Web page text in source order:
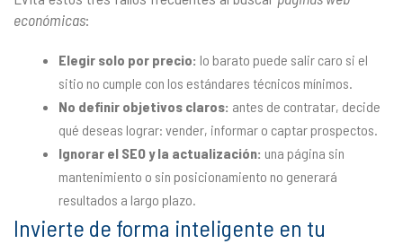
económicas:
Elegir solo por precio: lo barato puede salir caro si el
sitio no cumple con los estándares técnicos mínimos.
No definir objetivos claros: antes de contratar, decide
qué deseas lograr: vender, informar o captar prospectos.
Ignorar el SEO y la actualización: una página sin
mantenimiento o sin posicionamiento no generará
resultados a largo plazo.
Invierte de forma inteligente en tu